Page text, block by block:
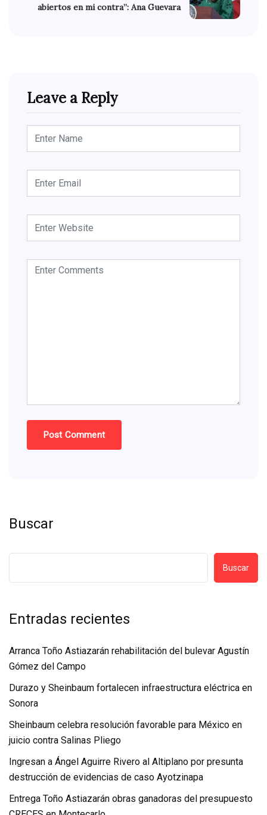
abiertos en mi contra”: Ana Guevara
Leave a Reply
Buscar
Buscar
Entradas recientes
Arranca Toño Astiazarán rehabilitación del bulevar Agustín
Gómez del Campo
Durazo y Sheinbaum fortalecen infraestructura eléctrica en
Sonora
Sheinbaum celebra resolución favorable para México en
juicio contra Salinas Pliego
Ingresan a Ángel Aguirre Rivero al Altiplano por presunta
destrucción de evidencias de caso Ayotzinapa
Entrega Toño Astiazarán obras ganadoras del presupuesto